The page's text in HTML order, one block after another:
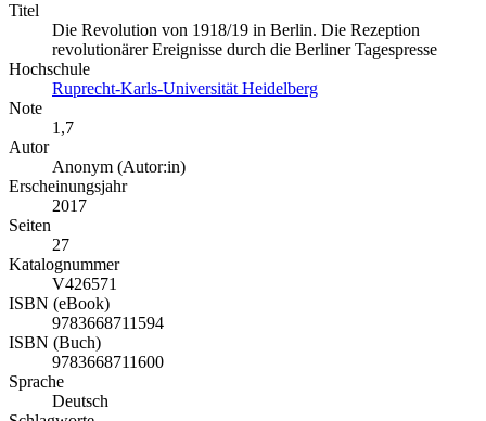
Titel
Die Revolution von 1918/19 in Berlin. Die Rezeption
revolutionärer Ereignisse durch die Berliner Tagespresse
Hochschule
Ruprecht-Karls-Universität Heidelberg
Note
1,7
Autor
Anonym (Autor:in)
Erscheinungsjahr
2017
Seiten
27
Katalognummer
V426571
ISBN (eBook)
9783668711594
ISBN (Buch)
9783668711600
Sprache
Deutsch